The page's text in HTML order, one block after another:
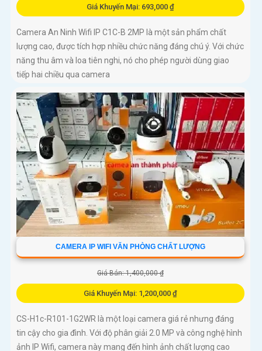
Giá Khuyến Mại: 693,000 ₫
Camera An Ninh Wifi IP C1C-B 2MP là một sản phẩm chất
lượng cao, được tích hợp nhiều chức năng đáng chú ý. Với chức
năng thu âm và loa tiên nghi, nó cho phép người dùng giao
tiếp hai chiều qua camera
CAMERA IP WIFI VĂN PHÒNG CHẤT LƯỢNG
Giá Bán: 1,400,000 ₫
Giá Khuyến Mại: 1,200,000 ₫
CS-H1c-R101-1G2WR là một loại camera giá rẻ nhưng đáng
tin cậy cho gia đình. Với độ phân giải 2.0 MP và công nghệ hình
ảnh IP Wifi, camera này mang đến hình ảnh chất lượng cao